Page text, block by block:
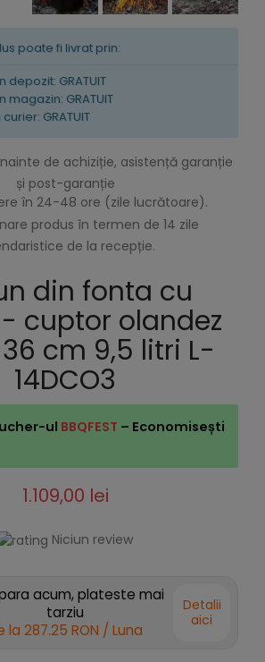
poate fi livrat prin:
depozit: GRATUIT
magazin: GRATUIT
GRATUIT
de achiziție, asistență garanție
și post-garanție
în 24-48 ore (zile lucrătoare).
produs în termen de 14 zile
de la recepție.
din fonta cu
cuptor olandez
cm 9,5 litri L-
14DCO3
ul BBQFEST – Economisești
1.109,00 lei
Niciun review
acum, plateste mai
tarziu
la 287.25 RON / Luna
Detalii
aici